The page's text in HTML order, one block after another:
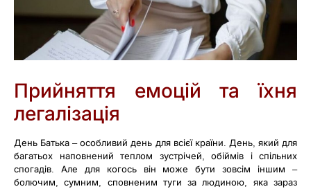
Прийняття емоцій та їхня
легалізація
День Батька – особливий день для всієї країни. День, який для
багатьох наповнений теплом зустрічей, обіймів і спільних
спогадів. Але для когось він може бути зовсім іншим –
болючим, сумним, сповненим туги за людиною, яка зараз